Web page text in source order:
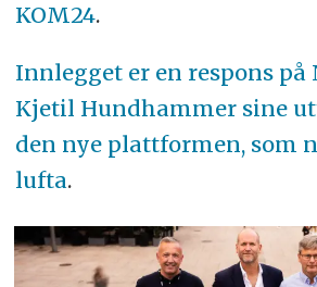
KOM24.
Innlegget er en respons
Kjetil Hundhammer sine
den nye plattformen, som
lufta.